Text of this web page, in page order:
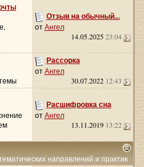
Отзыв на обычный...
отАнгел
14.05.202523:04
Рассорка
отАнгел
30.07.2022 12:43
Расшифровка сна
отАнгел
13.11.2019 13:22
направлений и практик